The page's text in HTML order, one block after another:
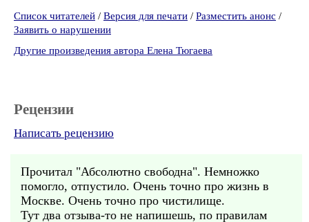
Список читателей / Версия для печати / Разместить анонс /
Заявить о нарушении
Другие произведения автора Елена Тюгаева
Рецензии
Написать рецензию
Прочитал "Абсолютно свободна". Немножко
помогло, отпустило. Очень точно про жизнь в
Москве. Очень точно про чистилище.
Тут два отзыва-то не напишешь, по правилам